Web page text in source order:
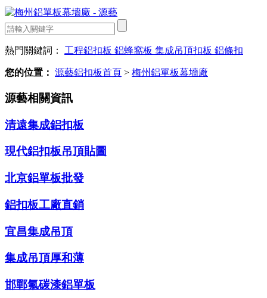
熱門關鍵詞： 工程鋁扣板 鋁蜂窩板 集成吊頂扣板 鋁條扣
您的位置： 源藝鋁扣板首頁 > 梅州鋁單板幕墻廠
源藝相關資訊
清遠集成鋁扣板
現代鋁扣板吊頂貼圖
北京鋁單板批發
鋁扣板工廠直銷
宜昌集成吊頂
集成吊頂厚和薄
邯鄲氟碳漆鋁單板